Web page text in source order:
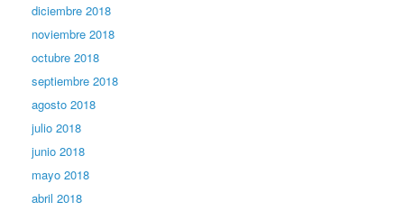
diciembre 2018
noviembre 2018
octubre 2018
septiembre 2018
agosto 2018
julio 2018
junio 2018
mayo 2018
abril 2018